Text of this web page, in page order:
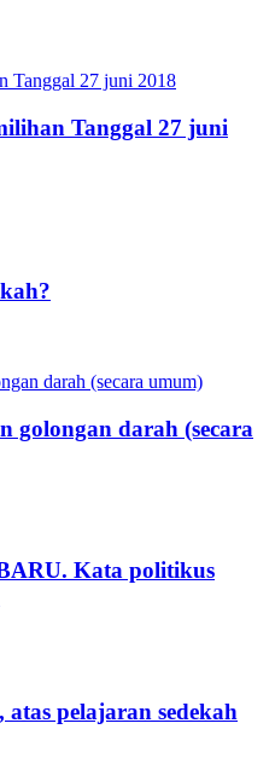
Tanggal 27 juni
golongan darah (secara
Kata politikus
pelajaran sedekah